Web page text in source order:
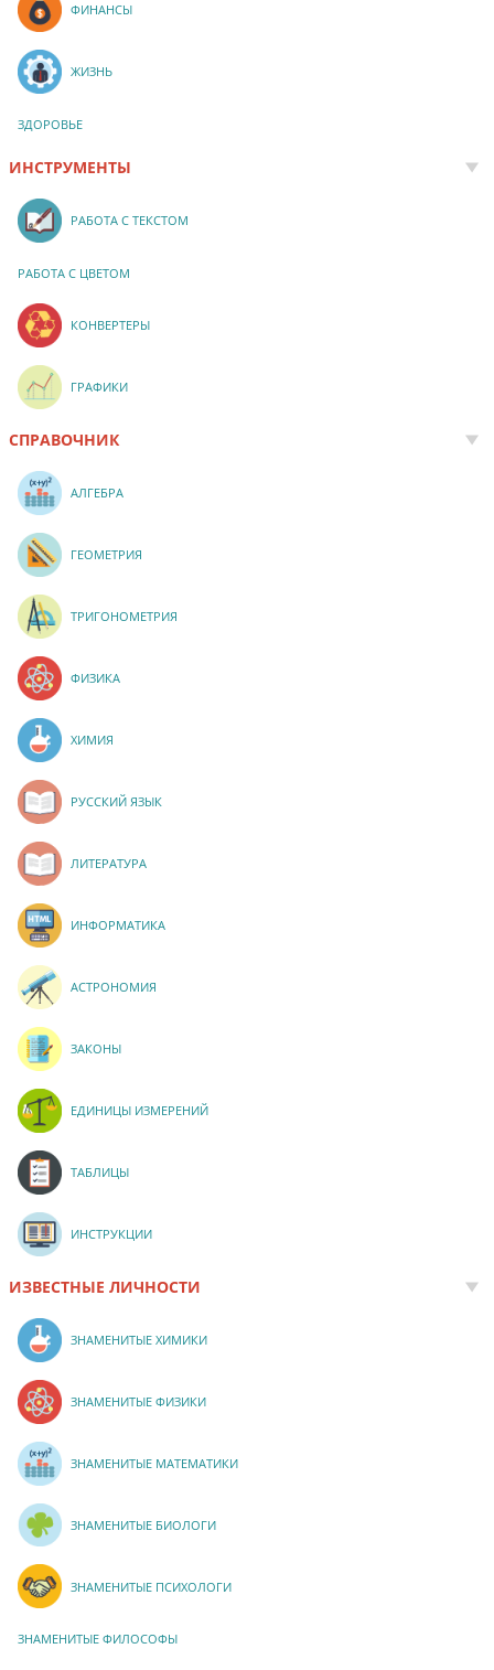
ФИНАНСЫ
ЖИЗНЬ
ЗДОРОВЬЕ
ИНСТРУМЕНТЫ
РАБОТА С ТЕКСТОМ
РАБОТА С ЦВЕТОМ
КОНВЕРТЕРЫ
ГРАФИКИ
СПРАВОЧНИК
АЛГЕБРА
ГЕОМЕТРИЯ
ТРИГОНОМЕТРИЯ
ФИЗИКА
ХИМИЯ
РУССКИЙ ЯЗЫК
ЛИТЕРАТУРА
ИНФОРМАТИКА
АСТРОНОМИЯ
ЗАКОНЫ
ЕДИНИЦЫ ИЗМЕРЕНИЙ
ТАБЛИЦЫ
ИНСТРУКЦИИ
ИЗВЕСТНЫЕ ЛИЧНОСТИ
ЗНАМЕНИТЫЕ ХИМИКИ
ЗНАМЕНИТЫЕ ФИЗИКИ
ЗНАМЕНИТЫЕ МАТЕМАТИКИ
ЗНАМЕНИТЫЕ БИОЛОГИ
ЗНАМЕНИТЫЕ ПСИХОЛОГИ
ЗНАМЕНИТЫЕ ФИЛОСОФЫ